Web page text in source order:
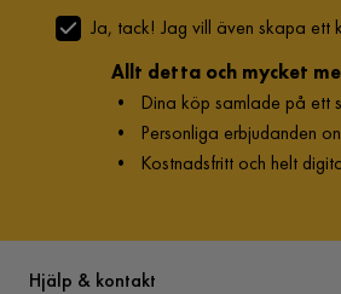
Ja, tack! Jag vill även skapa ett
Allt detta och mycket
• Dina köp samlade på ett
• Personliga erbjudanden
• Kostnadsfritt och helt
Hjälp & kontakt